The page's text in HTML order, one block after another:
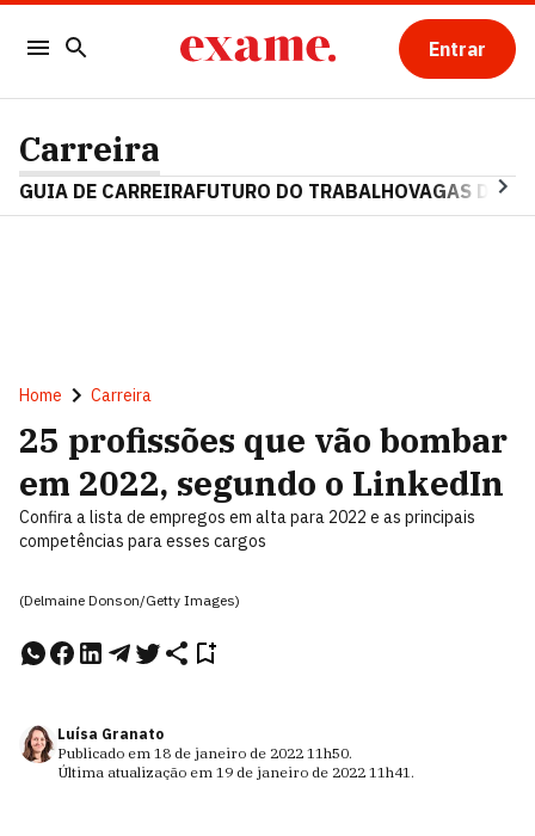
Entrar
Carreira
GUIA DE CARREIRAFUTURO DO TRABALHOVAGAS DE
Home Carreira
25 profissões que vão bombar
em 2022, segundo o LinkedIn
Confira a lista de empregos em alta para 2022 e as principais
competências para esses cargos
(Delmaine Donson/Getty Images)
Luísa Granato
Publicado em 18 de janeiro de 2022 11h50.
Última atualização em 19 de janeiro de 2022 11h41.